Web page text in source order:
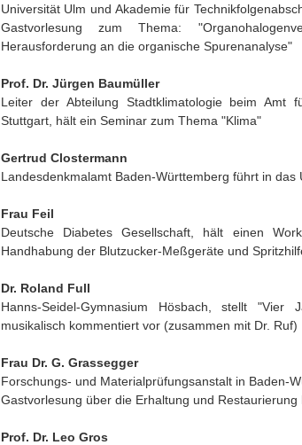
Universität Ulm und Akademie für
Gastvorlesung zum Thema:
Herausforderung an die organische Spurenanalyse"
Prof. Dr. Jürgen Baumüller
Leiter der Abteilung Stadtklimatologie beim Amt
Stuttgart, hält ein Seminar zum Thema "Klima"
Gertrud Clostermann
Landesdenkmalamt Baden-Württemberg führt in das
Frau Feil
Deutsche Diabetes Gesellschaft, hält einen
Handhabung der Blutzucker-Meßgeräte und
Dr. Roland Full
Hanns-Seidel-Gymnasium Hösbach, stellt "Vier
musikalisch kommentiert vor (zusammen mit Dr. Ruf)
Frau Dr. G. Grassegger
Forschungs- und Materialprüfungsanstalt in Baden-
Gastvorlesung über die Erhaltung und
Prof. Dr. Leo Gros